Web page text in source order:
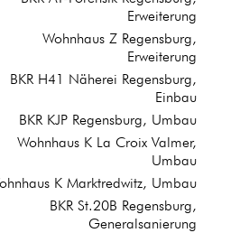
Erweiterung
Wohnhaus Z Regensburg,
Erweiterung
BKR H41 Näherei Regensburg,
Einbau
BKR KJP Regensburg, Umbau
Wohnhaus K La Croix Valmer,
Umbau
K Marktredwitz, Umbau
BKR St.20B Regensburg,
Generalsanierung